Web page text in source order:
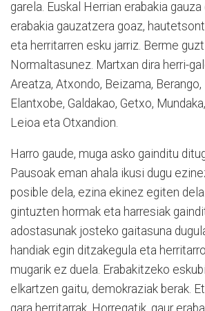
garela. Euskal Herrian erabakia gauza
erabakia gauzatzera goaz,
eta herritarren esku jarriz. Berme
Normaltasunez. Martxan dira herri-
Areatza, Atxondo, Beizama, Berango,
Elantxobe, Galdakao, Getxo,
Leioa eta Otxandion.
Harro gaude, muga asko gainditu
Pausoak eman ahala ikusi dugu
posible dela, ezina ekinez egiten
gintuzten hormak eta harresiak
adostasunak josteko gaitasuna
handiak egin ditzakegula eta
mugarik ez duela. Erabakitzeko
elkartzen gaitu, demokraziak berak.